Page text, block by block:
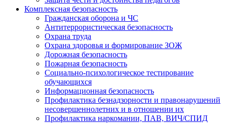
Комплексная безопасность
Гражданская оборона и ЧС
Антитеррористическая безопасность
Охрана труда
Охрана здоровья и формирование ЗОЖ
Дорожная безопасность
Пожарная безопасность
Социально-психологическое тестирование
обучающихся
Информационная безопасность
Профилактика безнадзорности и правонарушений
несовершеннолетних и в отношении их
Профилактика наркомании, ПАВ, ВИЧ/СПИД